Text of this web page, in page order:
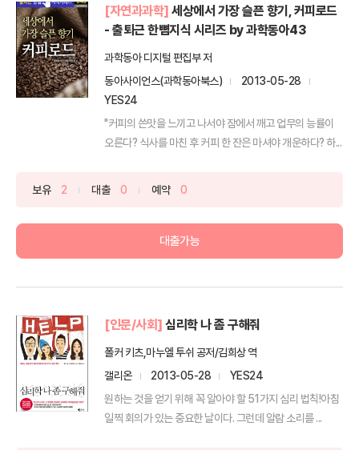
[자연과과학] 세상에서 가장 슬픈 향기, 커피로드
- 출퇴근 한뼘지식 시리즈 by 과학동아43
과학동아 디지털 편집부 저
동아사이언스(과학동아북스)
2013-05-28
YES24
"커피의 쓴맛을 느끼고 나서야 잠에서 깨고 업무의 능률이
오른다? 식사를 마친 후 커피 한 잔은 마셔야 개운하다? 하...
보유 2 대출 0 예약 0
대출가능
[인문/사회] 심리학 나 좀 구해줘
폴커 키츠,마누엘 투쉬 공저/김희상 역
갤리온
2013-05-28
YES24
원하는 것을 얻기 위해 꼭 알아야 할 51가지 심리 법칙!아침
일찍 회의가 있는 중요한 날이다. 그런데 알람 소리를 ...